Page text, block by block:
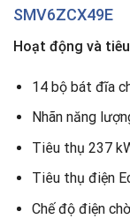
SMV6ZCX49E
Hoạt động và
14 bộ bát đĩa
Nhãn năng
Tiêu thụ 237
Tiêu thụ điện
Chế độ điện